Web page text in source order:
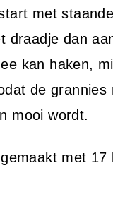
met
draadje dan
kan haken,
de
mooi wordt.
met